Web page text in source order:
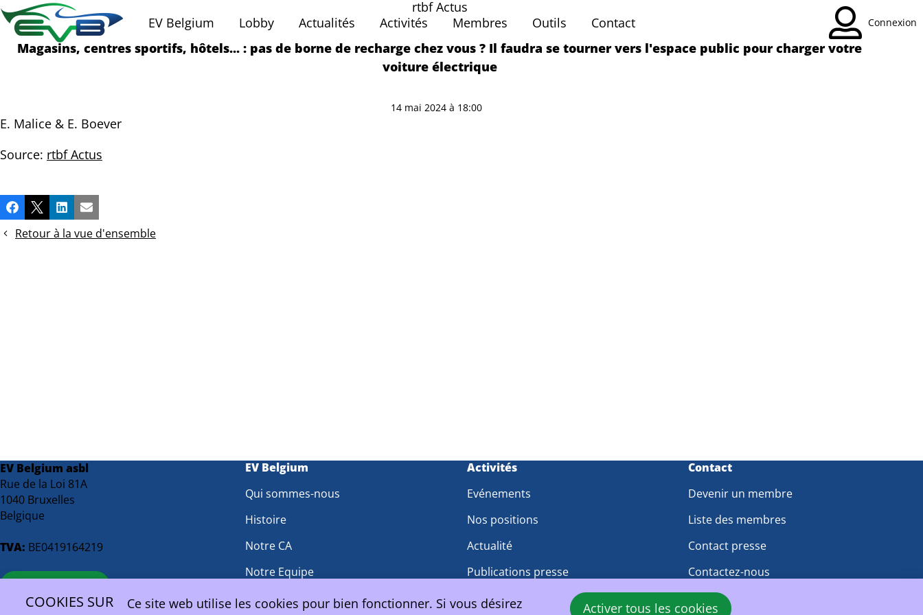
EV Belgium Lobby Actualités Activités Membres Outils Contact Connexion
rtbf Actus
Magasins, centres sportifs, hôtels... : pas de borne de recharge chez vous ? Il faudra se tourner vers l'espace public pour charger votre
voiture électrique
14 mai 2024 à 18:00
E. Malice & E. Boever
Source: rtbf Actus
Partager
cette
publication!
Facebook
X LinkedInEmail
Retour à la vue d'ensemble
EV Belgium asbl
Rue de la Loi 81A
1040 Bruxelles
Belgique
TVA: BE0419164219
EV Belgium
Qui sommes-nous
Histoire
Notre CA
Notre Equipe
Groupes de travail
Activités
Evénements
Nos positions
Actualité
Publications presse
Contact
Devenir un membre
Liste des membres
Contact presse
Contactez-nous
COOKIES SUR
Ce site web utilise les cookies pour bien fonctionner. Si vous désirez
Activer tous les cookies